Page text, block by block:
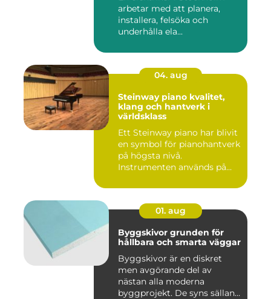
arbetar med att planera,
installera, felsöka och
underhålla ela...
04. aug
Steinway piano kvalitet,
klang och hantverk i
världsklass
Ett Steinway piano har blivit
en symbol för pianohantverk
på högsta nivå.
Instrumenten används på
01. aug
Byggskivor grunden för
hållbara och smarta väggar
Byggskivor är en diskret
men avgörande del av
nästan alla moderna
byggprojekt. De syns sällan